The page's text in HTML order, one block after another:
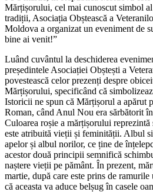
Mărțișorului, cel mai cu­noscut simbol
tradiții, Asociația Obștească a
Moldo­va a organizat un eveniment de
bine ai venit!”
Luând cuvântul la deschide­rea
președintele Asociației Obștești a
povestească celor prezenți despre
Mărțișorului, specificând că
Istoricii ne spun că Mărțișorul a apărut
Roman, când Anul Nou era săr­bătorit
Culoarea roșie a mărțișorului re­prezintă
este atribuită vieții și feminității. Albul
apelor și albul norilor, ce ține de
acestor două principii semnifi­că
naștere vieții pe pământ. În pre­zent,
martie, după care este prins de
că aceasta va aduce belșug în casele